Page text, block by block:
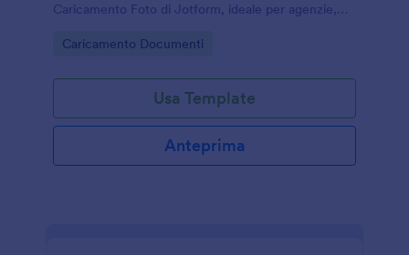
Caricamento Foto di Jotform, ideale per agenzie,
raccolta dati online.
Go to Category:
Caricamento Documenti
Usa Template
Anteprima